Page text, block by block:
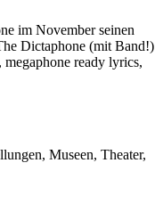
im November seinen
Dictaphone (mit Band!)
ready lyrics,
Museen, Theater,